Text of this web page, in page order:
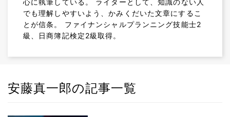
でも理解しやすいよう、かみくだいた文章にするこ
とが信条。 ファイナンシャルプランニング技能士2
級、日商簿記検定2級取得。
安藤真一郎の記事一覧